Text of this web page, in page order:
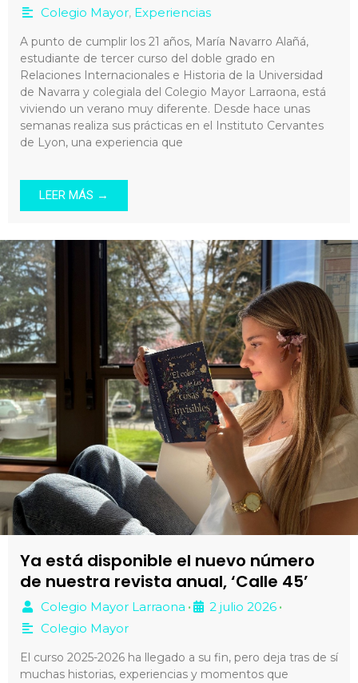
Colegio Mayor, Experiencias
A punto de cumplir los 21 años, María Navarro Alañá,
estudiante de tercer curso del doble grado en
Relaciones Internacionales e Historia de la Universidad
de Navarra y colegiala del Colegio Mayor Larraona, está
viviendo un verano muy diferente. Desde hace unas
semanas realiza sus prácticas en el Instituto Cervantes
de Lyon, una experiencia que
LEER MÁS →
Ya está disponible el nuevo número
de nuestra revista anual, ‘Calle 45’
Colegio Mayor Larraona • 2 julio 2026 •
Colegio Mayor
El curso 2025-2026 ha llegado a su fin, pero deja tras de sí
muchas historias, experiencias y momentos que